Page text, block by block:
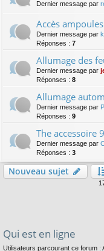
Dernier message par
Accès
Dernier message par
Réponses : 7
Allumage des
Dernier message par
Réponses : 8
Allumage
Dernier message par
Réponses : 9
The accessoire
Dernier message par
Réponses : 3
Nouveau sujet
Qui est en ligne
Utilisateurs parcourant ce forum :